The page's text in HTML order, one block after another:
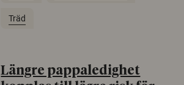
Träd
Längre pappaledighet